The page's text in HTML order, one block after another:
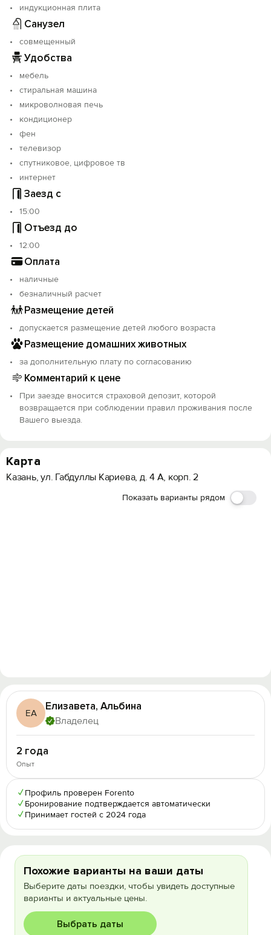
индукционная плита
Санузел
совмещенный
Удобства
мебель
стиральная машина
микроволновая печь
кондиционер
фен
телевизор
спутниковое, цифровое тв
интернет
Заезд с
15:00
Отъезд до
12:00
Оплата
наличные
безналичный расчет
Размещение детей
допускается размещение детей любого возраста
Размещение домашних животных
за дополнительную плату по согласованию
Комментарий к цене
При заезде вносится страховой депозит, которой
возвращается при соблюдении правил проживания после
Вашего выезда.
Карта
Казань, ул. Габдуллы Кариева, д. 4 А, корп. 2
Показать варианты рядом
ЕА
Елизавета, Альбина
Владелец
2 года
Опыт
✓ Профиль проверен Forento
✓ Бронирование подтверждается автоматически
✓ Принимает гостей с 2024 года
Похожие варианты на ваши даты
Выберите даты поездки, чтобы увидеть доступные
варианты и актуальные цены.
Выбрать даты